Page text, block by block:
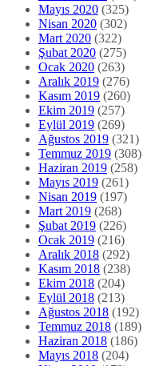
Mayıs 2020 (325)
Nisan 2020 (302)
Mart 2020 (322)
Şubat 2020 (275)
Ocak 2020 (263)
Aralık 2019 (276)
Kasım 2019 (260)
Ekim 2019 (257)
Eylül 2019 (269)
Ağustos 2019 (321)
Temmuz 2019 (308)
Haziran 2019 (258)
Mayıs 2019 (261)
Nisan 2019 (197)
Mart 2019 (268)
Şubat 2019 (226)
Ocak 2019 (216)
Aralık 2018 (292)
Kasım 2018 (238)
Ekim 2018 (204)
Eylül 2018 (213)
Ağustos 2018 (192)
Temmuz 2018 (189)
Haziran 2018 (186)
Mayıs 2018 (204)